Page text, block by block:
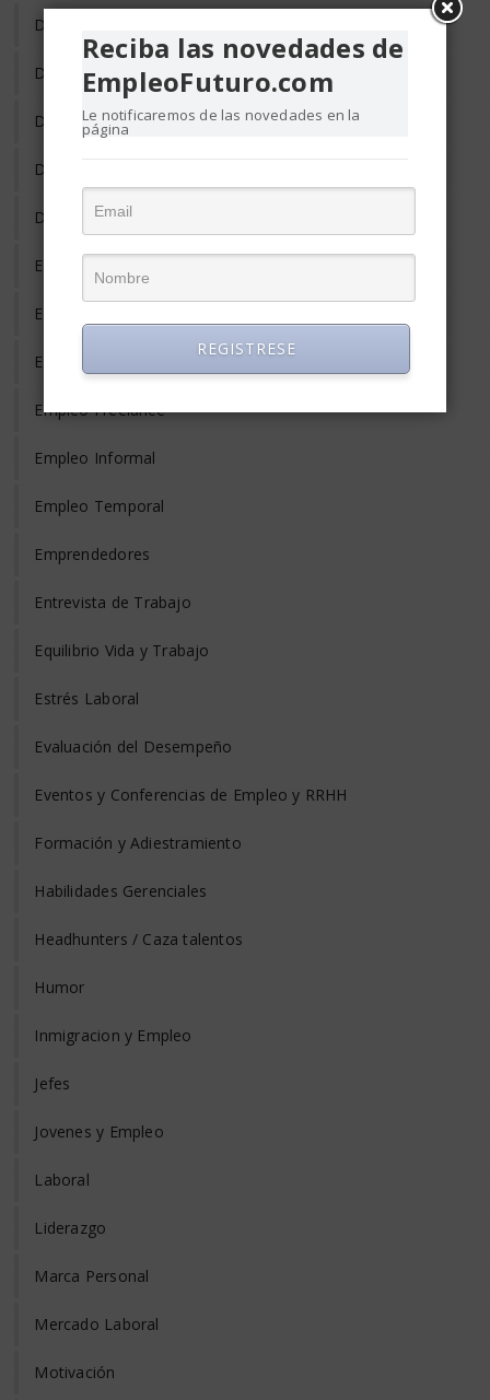
Desarrollo Profesional
Desempleo
Despido
Diversidad Laboral
Donde Trabajar
Empleo de Tercera Edad
Empleo Discapacitados
Empleo en el Mundo
Empleo Freelance
Empleo Informal
Empleo Temporal
Emprendedores
Entrevista de Trabajo
Equilibrio Vida y Trabajo
Estrés Laboral
Evaluación del Desempeño
Eventos y Conferencias de Empleo y RRHH
Formación y Adiestramiento
Habilidades Gerenciales
Headhunters / Caza talentos
Humor
Inmigracion y Empleo
Jefes
Jovenes y Empleo
Laboral
Liderazgo
Marca Personal
Mercado Laboral
Motivación
Reciba las novedades de
EmpleoFuturo.com
Le notificaremos de las novedades en la
página
REGISTRESE